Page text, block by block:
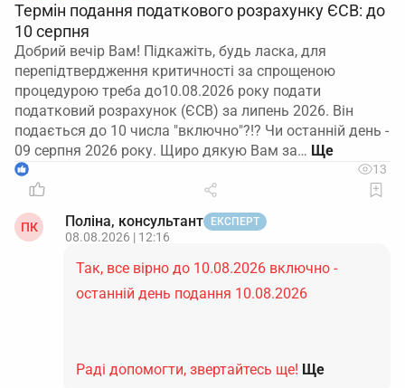
Термін подання податкового розрахунку ЄСВ: до
10 серпня
Добрий вечір Вам! Підкажіть, будь ласка, для
перепідтвердження критичності за спрощеною
процедурою треба до10.08.2026 року подати
податковий розрахунок (ЄСВ) за липень 2026. Він
подається до 10 числа "включно"?!? Чи останній день -
09 серпня 2026 року. Щиро дякую Вам за…
1 13
ПК Поліна, консультант ЕКСПЕРТ
08.08.2026 | 12:16
Так, все вірно до 10.08.2026 включно -
останній день подання 10.08.2026
Раді допомогти, звертайтесь ще! Ще